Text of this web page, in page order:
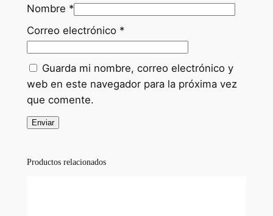
Nombre *
Correo electrónico *
Guarda mi nombre, correo electrónico y
web en este navegador para la próxima vez
que comente.
Productos relacionados